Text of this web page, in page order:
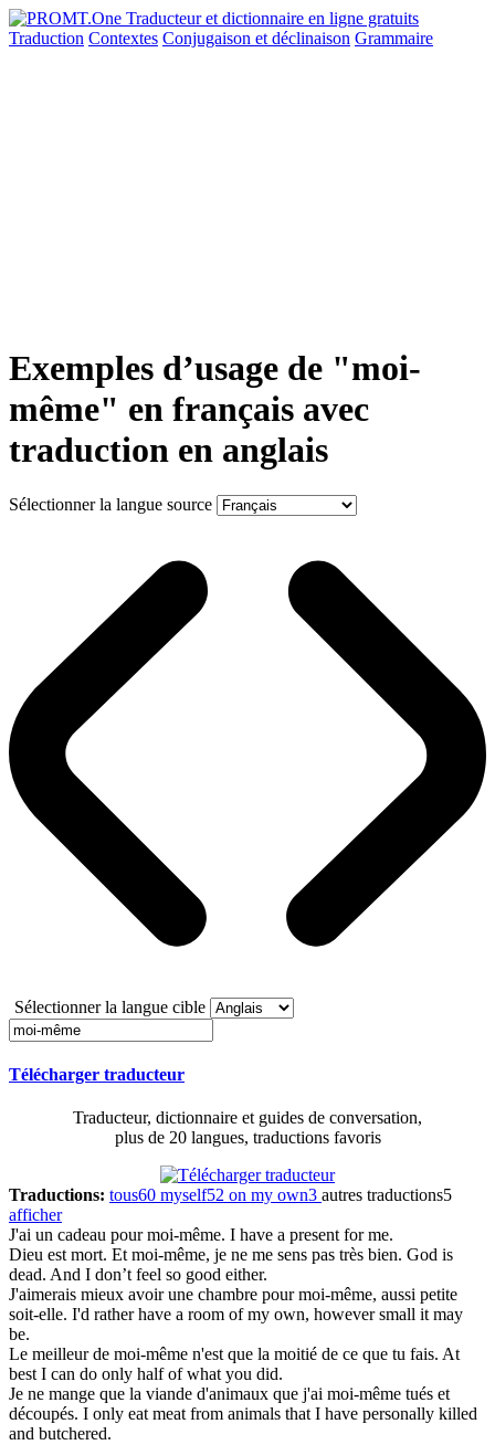
Traduction Contextes Conjugaison et déclinaison Grammaire
Exemples d’usage de "moi-
même" en français avec
traduction en anglais
Sélectionner la langue source
Sélectionner la langue cible
Télécharger traducteur
Traducteur, dictionnaire et guides de conversation,
plus de 20 langues, traductions favoris
Traductions: tous60 myself52 on my own3 autres traductions5
afficher
J'ai un cadeau pourmoi-même. I have a present for me.
Dieu est mort. Etmoi-même, je ne me sens pas très bien. God is
dead. And I don’t feel so good either.
J'aimerais mieux avoir une chambre pourmoi-même, aussi petite
soit-elle. I'd rather have a room of my own, however small it may
be.
Le meilleur de moi-même n'est que la moitié de ce que tu fais. At
best I can do only half of what you did.
Je ne mange que la viande d'animaux que j'ai moi-même tués et
découpés. I only eat meat from animals that I have personally killed
and butchered.